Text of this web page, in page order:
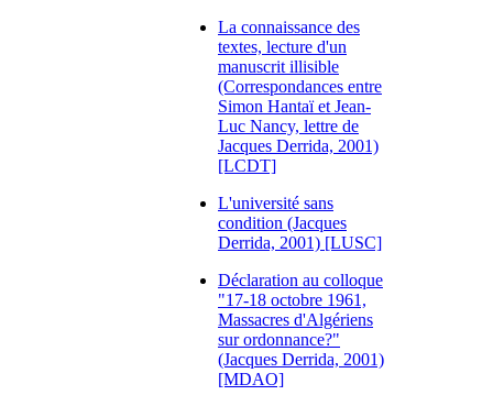
La connaissance des
textes, lecture d'un
manuscrit illisible
(Correspondances entre
Simon Hantaï et Jean-
Luc Nancy, lettre de
Jacques Derrida, 2001)
[LCDT]
L'université sans
condition (Jacques
Derrida, 2001) [LUSC]
Déclaration au colloque
"17-18 octobre 1961,
Massacres d'Algériens
sur ordonnance?"
(Jacques Derrida, 2001)
[MDAO]